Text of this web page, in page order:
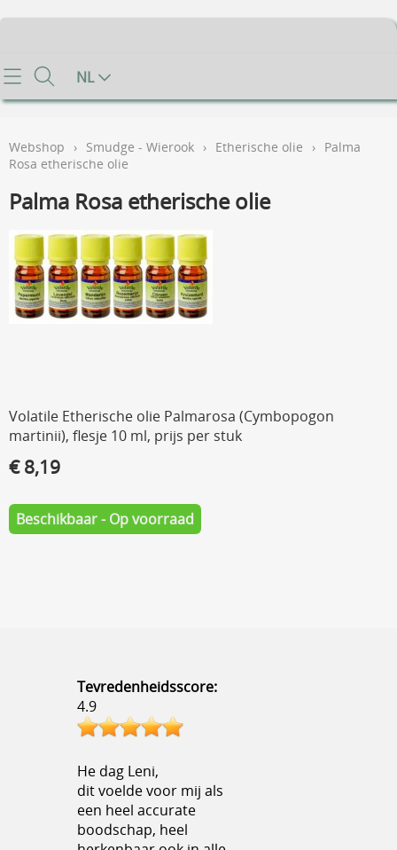
Home
Contact
Mijn account
Gastenboek
Voorwaarden
NL
Tevredenheidsscore:
4.9
He dag Leni,
dit voelde voor mij als
een heel accurate
boodschap, heel
Webshop › Smudge - Wierook › Etherische olie › Palma
Rosa etherische olie
Palma Rosa etherische olie
Volatile Etherische olie Palmarosa (Cymbopogon
martinii), flesje 10 ml, prijs per stuk
€ 8,19
Beschikbaar - Op voorraad